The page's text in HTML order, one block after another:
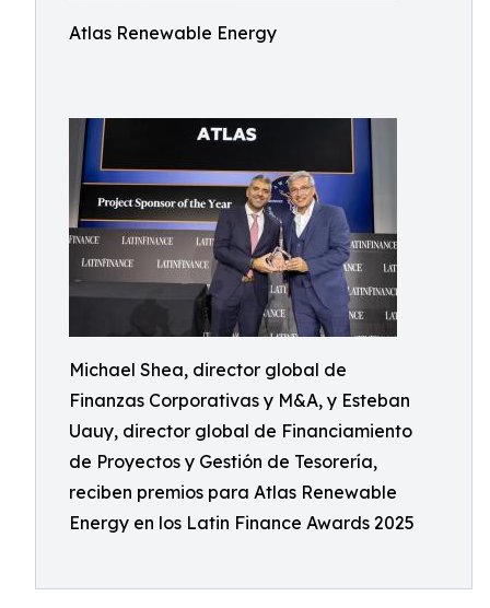
Atlas Renewable Energy
Michael Shea, director global de
Finanzas Corporativas y M&A, y Esteban
Uauy, director global de Financiamiento
de Proyectos y Gestión de Tesorería,
reciben premios para Atlas Renewable
Energy en los Latin Finance Awards 2025